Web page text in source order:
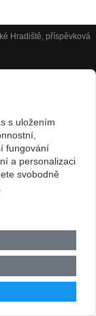
Hradiště, příspěvková
zveřejňované
s uložením
fungování
a personalizaci
svobodně